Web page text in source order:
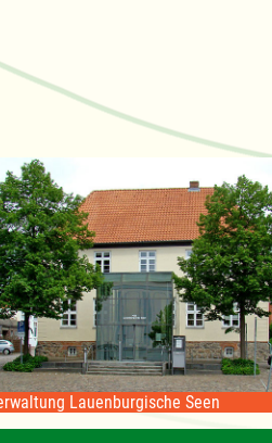
Lauenburgische Seen